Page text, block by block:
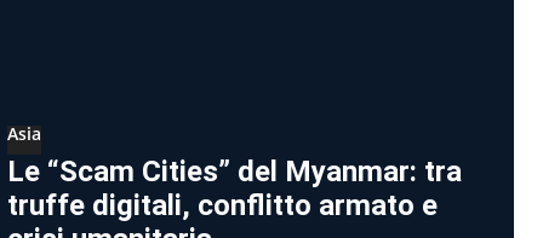
Asia
Le “Scam Cities” del Myanmar: tra
truffe digitali, conflitto armato e